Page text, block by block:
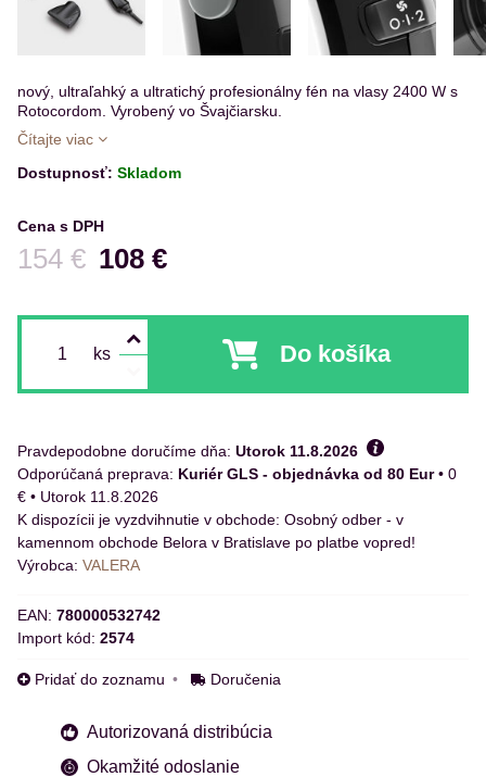
nový, ultraľahký a ultratichý profesionálny fén na vlasy 2400 W s
Rotocordom. Vyrobený vo Švajčiarsku.
Čítajte viac
Dostupnosť: Skladom
Cena s DPH
108 €
Pred zľavou:
154 €
ks Do košíka
Pravdepodobne doručíme dňa: Utorok 11.8.2026
Kuriér GLS - objednávka od 80 Eur• 0
€ • Utorok 11.8.2026
Osobný odber - v
kamennom obchode Belora v Bratislave po platbe vopred!
Výrobca: VALERA
EAN: 780000532742
Import kód: 2574
Pridať do zoznamu Doručenia
Autorizovaná distribúcia
Okamžité odoslanie